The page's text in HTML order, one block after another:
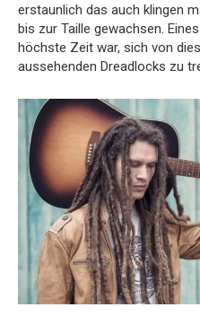
erstaunlich das auch klingen
bis zur Taille gewachsen.
höchste Zeit war, sich von
aussehenden Dreadlocks zu